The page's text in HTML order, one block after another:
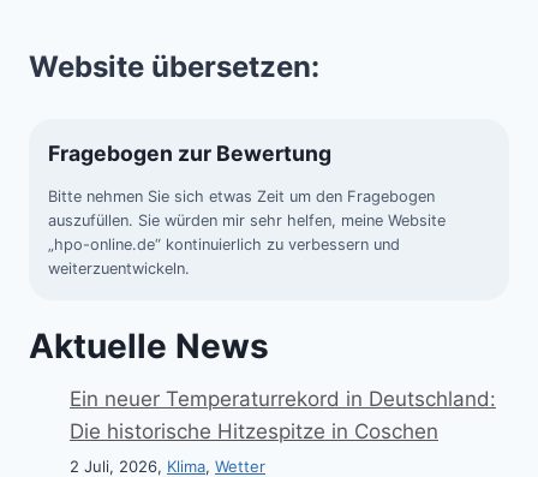
Website übersetzen:
Fragebogen zur Bewertung
Bitte nehmen Sie sich etwas Zeit um den Fragebogen
auszufüllen. Sie würden mir sehr helfen, meine Website
„hpo-online.de“ kontinuierlich zu verbessern und
weiterzuentwickeln.
Aktuelle News
Ein neuer Temperaturrekord in Deutschland:
Die historische Hitzespitze in Coschen
2 Juli, 2026, Klima, Wetter